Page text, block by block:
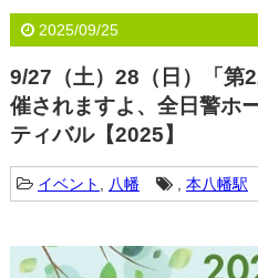
2025/09/25
9/27（土）28（日）「第
催されますよ、全日警ホ
ティバル【2025】
イベント 八幡 , 本八幡駅